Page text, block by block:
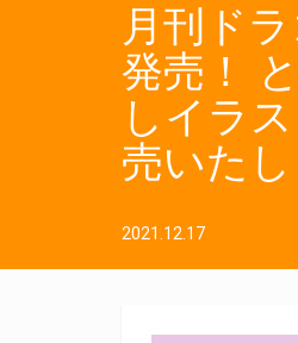
月刊ド
発売！
しイラ
売いたし
2021.12.17